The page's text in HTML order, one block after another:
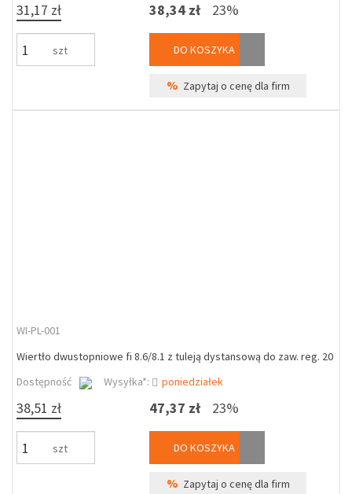
31,17 zł
szt
38,34 zł 23%
DO KOSZYKA
% Zapytaj o cenę dla firm
WI-PL-001
Wiertło dwustopniowe fi 8.6/8.1 z tuleją dystansową do zaw. reg. 20
Dostępność
Wysyłka*: poniedziałek
38,51 zł
szt
47,37 zł 23%
DO KOSZYKA
% Zapytaj o cenę dla firm